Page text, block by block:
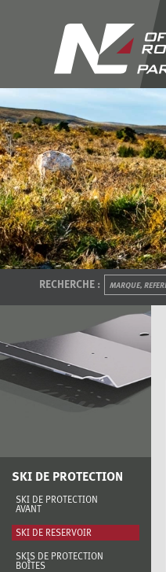
RECHERCHE :
SKI DE PROTECTION
SKI DE PROTECTION
AVANT
SKI DE RÉSERVOIR
SKIS DE PROTECTION
BOÎTES